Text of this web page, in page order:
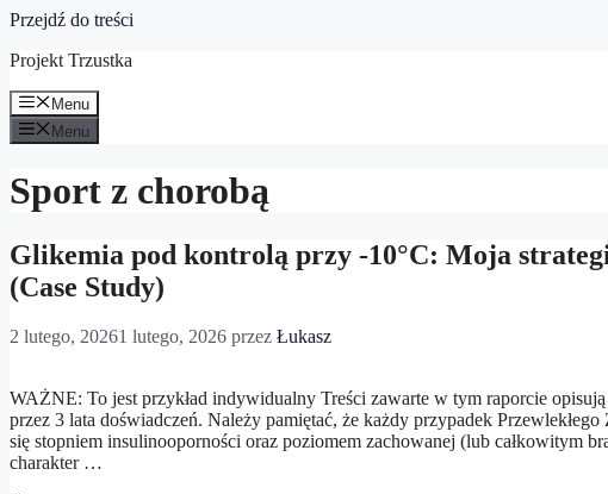
Przejdź do treści
Projekt Trzustka
Menu
Menu
Sport z chorobą
Glikemia pod kontrolą przy -10°C: Moja
(Case Study)
2 lutego, 20261 lutego, 2026 przez Łukasz
WAŻNE: To jest przykład indywidualny Treści zawarte w tym raporcie
przez 3 lata doświadczeń. Należy pamiętać, że każdy przypadek
się stopniem insulinooporności oraz poziomem zachowanej (lub całkowitym
charakter …